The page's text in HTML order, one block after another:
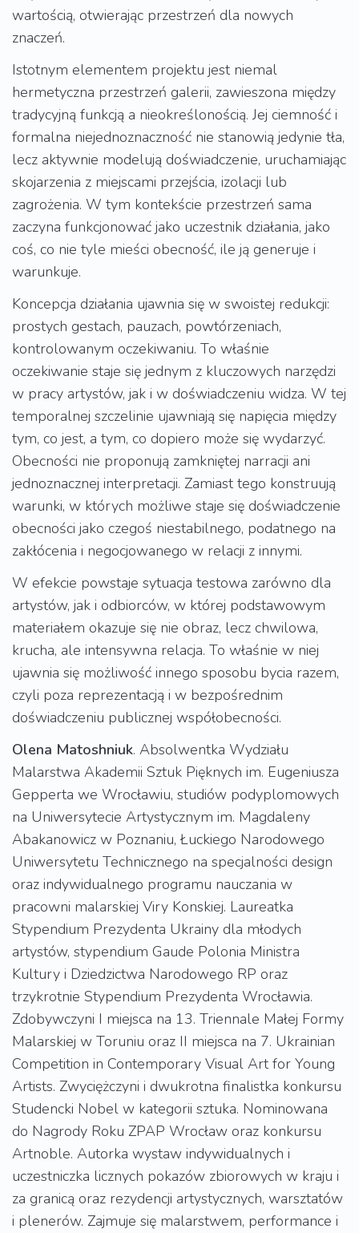
wartością, otwierając przestrzeń dla nowych
znaczeń.
Istotnym elementem projektu jest niemal
hermetyczna przestrzeń galerii, zawieszona między
tradycyjną funkcją a nieokreślonością. Jej ciemność i
formalna niejednoznaczność nie stanowią jedynie tła,
lecz aktywnie modelują doświadczenie, uruchamiając
skojarzenia z miejscami przejścia, izolacji lub
zagrożenia. W tym kontekście przestrzeń sama
zaczyna funkcjonować jako uczestnik działania, jako
coś, co nie tyle mieści obecność, ile ją generuje i
warunkuje.
Koncepcja działania ujawnia się w swoistej redukcji:
prostych gestach, pauzach, powtórzeniach,
kontrolowanym oczekiwaniu. To właśnie
oczekiwanie staje się jednym z kluczowych narzędzi
w pracy artystów, jak i w doświadczeniu widza. W tej
temporalnej szczelinie ujawniają się napięcia między
tym, co jest, a tym, co dopiero może się wydarzyć.
Obecności nie proponują zamkniętej narracji ani
jednoznacznej interpretacji. Zamiast tego konstruują
warunki, w których możliwe staje się doświadczenie
obecności jako czegoś niestabilnego, podatnego na
zakłócenia i negocjowanego w relacji z innymi.
W efekcie powstaje sytuacja testowa zarówno dla
artystów, jak i odbiorców, w której podstawowym
materiałem okazuje się nie obraz, lecz chwilowa,
krucha, ale intensywna relacja. To właśnie w niej
ujawnia się możliwość innego sposobu bycia razem,
czyli poza reprezentacją i w bezpośrednim
doświadczeniu publicznej współobecności.
Olena Matoshniuk. Absolwentka Wydziału
Malarstwa Akademii Sztuk Pięknych im. Eugeniusza
Gepperta we Wrocławiu, studiów podyplomowych
na Uniwersytecie Artystycznym im. Magdaleny
Abakanowicz w Poznaniu, Łuckiego Narodowego
Uniwersytetu Technicznego na specjalności design
oraz indywidualnego programu nauczania w
pracowni malarskiej Viry Konskiej. Laureatka
Stypendium Prezydenta Ukrainy dla młodych
artystów, stypendium Gaude Polonia Ministra
Kultury i Dziedzictwa Narodowego RP oraz
trzykrotnie Stypendium Prezydenta Wrocławia.
Zdobywczyni I miejsca na 13. Triennale Małej Formy
Malarskiej w Toruniu oraz II miejsca na 7. Ukrainian
Competition in Contemporary Visual Art for Young
Artists. Zwyciężczyni i dwukrotna finalistka konkursu
Studencki Nobel w kategorii sztuka. Nominowana
do Nagrody Roku ZPAP Wrocław oraz konkursu
Artnoble. Autorka wystaw indywidualnych i
uczestniczka licznych pokazów zbiorowych w kraju i
za granicą oraz rezydencji artystycznych, warsztatów
i plenerów. Zajmuje się malarstwem, performance i